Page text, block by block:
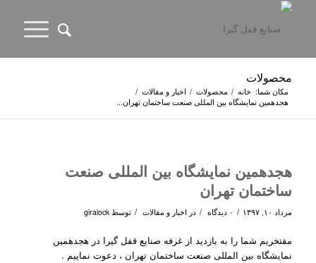
محصولات
مکان شما: خانه / محصولات / اخبار و مقالات /
هجدهمین نمایشگاه بین المللی صنعت ساختمان تهران...
هجدهمین نمایشگاه بین المللی صنعت
ساختمان تهران
مرداد ۱۰, ۱۳۹۷ / ۰ دیدگاه / در اخبار و مقالات / توسط giralock
مفتخریم شما را به بازدید از غرفه صنایع قفل گیرا در هجدهمین
نمایشگاه بین المللی صنعت ساختمان تهران ، دعوت نماییم .